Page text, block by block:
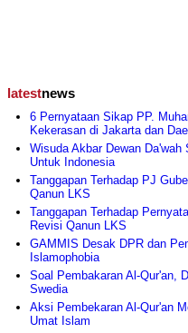
latestnews
6 Pernyataan Sikap PP.
Kekerasan di Jakarta dan
Wisuda Akbar Dewan
Untuk Indonesia
Tanggapan Terhadap PJ
Qanun LKS
Tanggapan Terhadap
Revisi Qanun LKS
GAMMIS Desak DPR dan
Islamophobia
Soal Pembakaran Al-Qur'an,
Swedia
Aksi Pembekaran Al-Qur'an
Umat Islam